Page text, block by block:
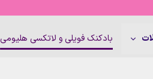
بادکنک فویلی و لاتکسی هلیومی